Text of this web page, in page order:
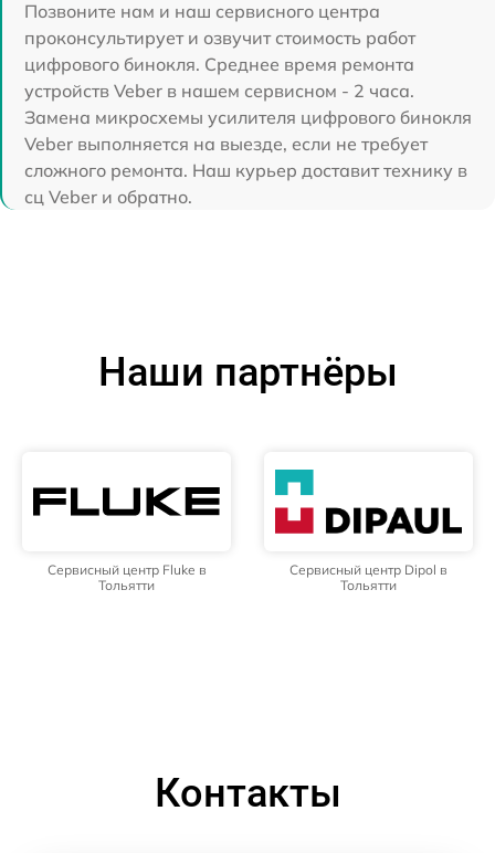
Позвоните нам и наш сервисного центра
проконсультирует и озвучит стоимость работ
цифрового бинокля. Среднее время ремонта
устройств Veber в нашем сервисном - 2 часа.
Замена микросхемы усилителя цифрового бинокля
Veber выполняется на выезде, если не требует
сложного ремонта. Наш курьер доставит технику в
сц Veber и обратно.
Наши партнёры
Сервисный центр Fluke в
Тольятти
Сервисный центр Dipol в
Тольятти
Контакты